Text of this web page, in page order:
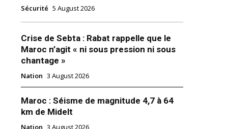
Sécurité 5 August 2026
Crise de Sebta : Rabat rappelle que le
Maroc n’agit « ni sous pression ni sous
chantage »
Nation 3 August 2026
Maroc : Séisme de magnitude 4,7 à 64
km de Midelt